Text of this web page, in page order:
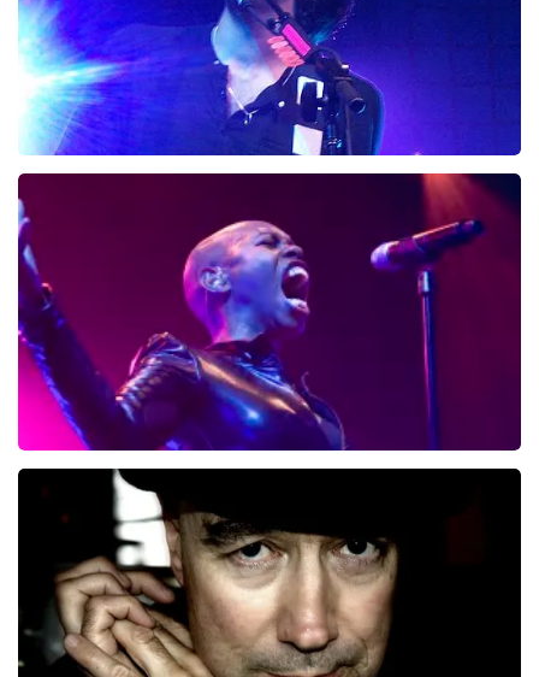
reviews
BEKIJKEN
Skunk Anansie
4reviews
BEKIJKEN